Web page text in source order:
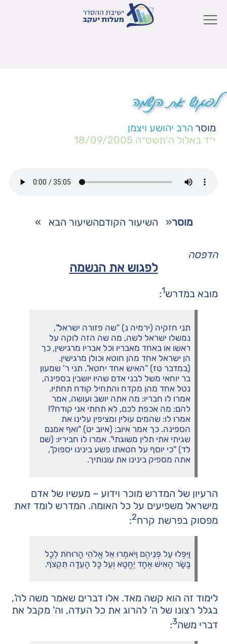
לפגוש את הנשמה
מוסר הרב יהושע ויצמן
י״ד באלול ה׳תשס״ה 18/09/2005
מוסר« השיעור הקודםהשיעור הבא »
הדפסה
לפגוש את הנשמה
מובא במדרש1
:
תני חזקיה (ירמיה נ) "שה פזורה ישראל",
נמשלו ישראל לשה, מה שה הזה לוקה על
ראשו או באחד מאבריו וכל אבריו מרגישין, כך
הן ישראל אחד מהן חוטא וכולן מרגישין.
(במדבר טז) "האיש אחד יחטא". תני ר' שמעון
בר יוחאי משל לבני אדם שהיו יושבין בספינה,
נטל אחד מהן מקדח והתחיל קודח תחתיו.
אמרו לו חבריו: מה אתה יושב ועושה, אמר
להם: מה אכפת לכם, לא תחתי אני קודח?!
אמרו לו: שהמים עולין ומציפין עלינו את
הספינה. כך אמר איוב: (איוב יט) "ואף אמנם
שגיתי אתי תלין משוגתי". אמרו לו חביריו: (שם
לד) "כי יוסף על חטאתו פשע בינינו יספוק",
אתה מספיק בינינו את עונותיך.
הרעיון של המדרש מוכר וידוע – מעשיו של אדם
מישראל משפיעים על כל האומה. המדרש לומד זאת
מפסוק בפרשת קרח2
:
וַיִּפְּלוּ עַל פְּנֵיהֶם וַיֹּאמְרוּ אֵל אֱלֹהֵי הָרוּחֹת לְכָל
בָּשָׂר הָאִישׁ אֶחָד יֶחֱטָא וְעַל כָּל הָעֵדָה תִּקְצֹף.
לימוד זה הוא קשה מאד. אלו דברים שאמר משה לה',
בגלל רצונו של ה' להרוג את כל העדה, וה' מקבל את
דברי משה3
: